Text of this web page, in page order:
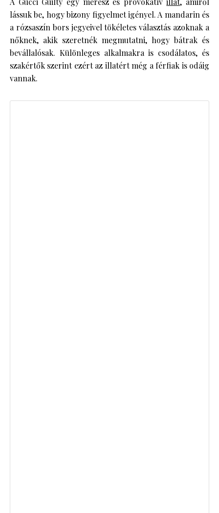
lássuk be, hogy bizony figyelmet igényel. A mandarin és
a rózsaszín bors jegyeivel tökéletes választás azoknak a
nőknek, akik szeretnék megmutatni, hogy bátrak és
bevállalósak. Különleges alkalmakra is csodálatos, és
szakértők szerint ezért az illatért még a férfiak is odáig
vannak.